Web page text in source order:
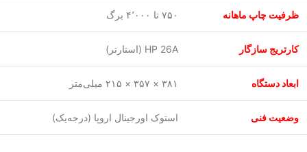
ظرفیت چاپ ماهانه ۷۵۰ تا ۴٬۰۰۰ برگ
کارتریج سازگار HP 26A (استارتر)
ابعاد دستگاه ۳۸۱ × ۳۵۷ × ۲۱۵ میلی‌متر
وضعیت فنی استوک اورجینال اروپا (درجه‌یک)